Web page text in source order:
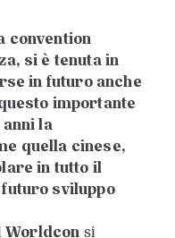
convention
si è tenuta in
in futuro anche
importante
la
quella cinese,
in tutto il
futuro sviluppo
Worldcon si